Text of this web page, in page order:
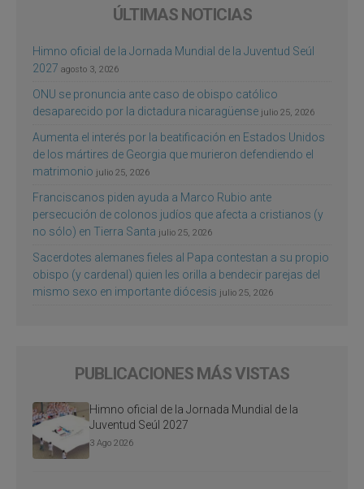
ÚLTIMAS NOTICIAS
Himno oficial de la Jornada Mundial de la Juventud Seúl
2027 agosto 3, 2026
ONU se pronuncia ante caso de obispo católico
desaparecido por la dictadura nicaragüense julio 25, 2026
Aumenta el interés por la beatificación en Estados Unidos
de los mártires de Georgia que murieron defendiendo el
matrimonio julio 25, 2026
Franciscanos piden ayuda a Marco Rubio ante
persecución de colonos judíos que afecta a cristianos (y
no sólo) en Tierra Santa julio 25, 2026
Sacerdotes alemanes fieles al Papa contestan a su propio
obispo (y cardenal) quien les orilla a bendecir parejas del
mismo sexo en importante diócesis julio 25, 2026
PUBLICACIONES MÁS VISTAS
Himno oficial de la Jornada Mundial de la
Juventud Seúl 2027
3 Ago 2026